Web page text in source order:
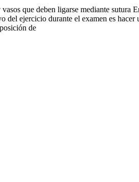
que deben ligarse mediante
ejercicio durante el examen es
de